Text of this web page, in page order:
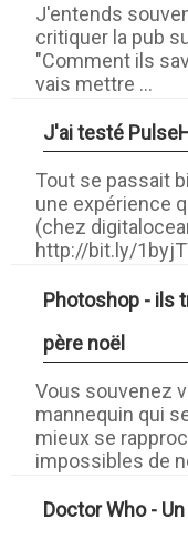
J'entends
critiquer la pub
"Comment ils
vais mettre ...
J'ai testé
Tout se passait
une expérience
(chez
http://bit.ly/
Photoshop - ils
père noël
Vous souvenez
mannequin qui
mieux se
impossibles de
Doctor Who -